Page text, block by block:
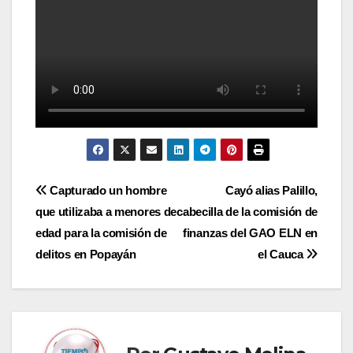
Navegación
de
entradas
Cayó alias Palillo,
cabecilla de la comisión de
finanzas del GAO ELN en
el Cauca
Capturado un hombre
que utilizaba a menores de
edad para la comisión de
delitos en Popayán